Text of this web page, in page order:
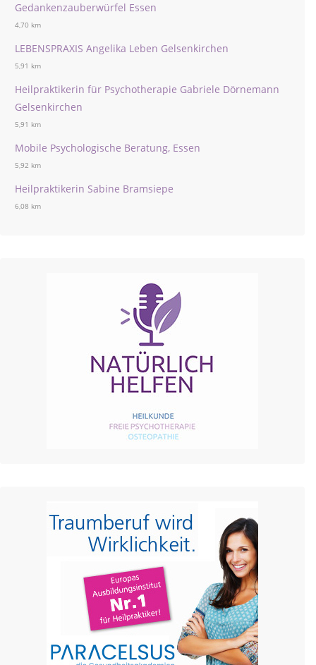
Gedankenzauberwürfel Essen
4,70 km
LEBENSPRAXIS Angelika Leben Gelsenkirchen
5,91 km
Heilpraktikerin für Psychotherapie Gabriele Dörnemann
Gelsenkirchen
5,91 km
Mobile Psychologische Beratung, Essen
5,92 km
Heilpraktikerin Sabine Bramsiepe
6,08 km